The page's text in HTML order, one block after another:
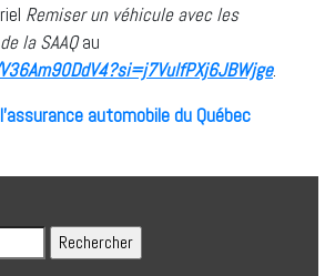
Remiser un véhicule avec les
la SAAQau
.
automobile du Québec